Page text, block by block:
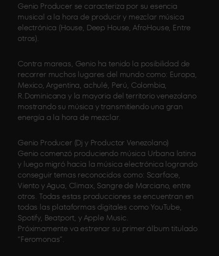
Genio Producer se caracteriza por su esencia
musical a la hora de producir y mezclar música
electrónica (House, Deep House, AfroHouse, Entre
otros).
Contra mareas, Genio ha tenido la posibilidad de
recorrer muchos lugares del mundo como: Europa,
Mexico, Argentina, achulé, Perú, Colombia,
R.Dominicana y la mayoria del territorio venezolano
mostrando su música y transmitiendo una gran
energía a la hora de mezclar.
Genio Producer (Dj y Productor Venezolano)
Genio comenzó produciendo música Urbana latina
y luego migró hacia la música electrónica logrando
conseguir temas reconocidos como: Scarface,
Viento y Agua, Climax, Sangre de Marciano, entre
otros. Todas estas producciones se encuentran en
todas las plataformas digitales como YouTube,
Spotify, Beatport, y Apple Music.
Próximamente va estrenar su primer álbum titulado
“Feromonas”.